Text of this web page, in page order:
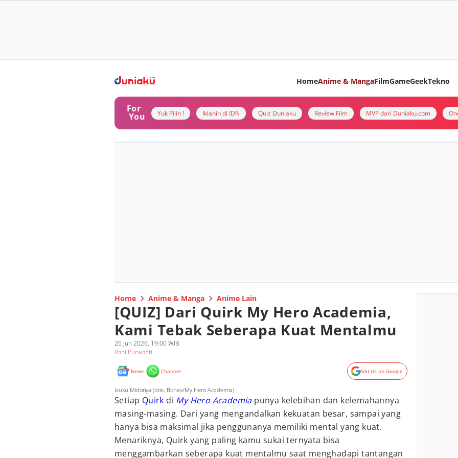
HomeAnime & MangaFilmGameGeekTekno
For
You Yuk Pilih ! Iklanin di IDN Quiz Duniaku Review Film MVP dari Duniaku.com
Home Anime & Manga Anime Lain
[QUIZ] Dari Quirk My Hero Academia,
Kami Tebak Seberapa Kuat Mentalmu
20 Jun 2026, 19:00 WIB
Rani Purwanti
News Channel Add Us on Google
Izuku Midoriya (dok. Bones/My Hero Academia)
Setiap Quirk di My Hero Academiapunya kelebihan dan kelemahannya
masing-masing. Dari yang mengandalkan kekuatan besar, sampai yang
hanya bisa maksimal jika penggunanya memiliki mental yang kuat.
Menariknya, Quirk yang paling kamu sukai ternyata bisa
menggambarkan seberapa kuat mentalmu saat menghadapi tantangan